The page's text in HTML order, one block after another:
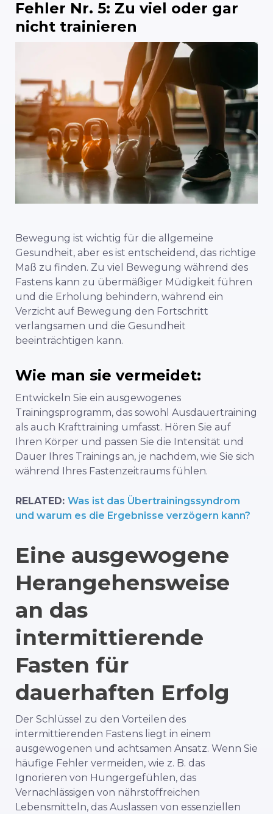
Fehler Nr. 5: Zu viel oder gar
nicht trainieren
Bewegung ist wichtig für die allgemeine
Gesundheit, aber es ist entscheidend, das richtige
Maß zu finden. Zu viel Bewegung während des
Fastens kann zu übermäßiger Müdigkeit führen
und die Erholung behindern, während ein
Verzicht auf Bewegung den Fortschritt
verlangsamen und die Gesundheit
beeinträchtigen kann.
Wie man sie vermeidet:
Entwickeln Sie ein ausgewogenes
Trainingsprogramm, das sowohl Ausdauertraining
als auch Krafttraining umfasst. Hören Sie auf
Ihren Körper und passen Sie die Intensität und
Dauer Ihres Trainings an, je nachdem, wie Sie sich
während Ihres Fastenzeitraums fühlen.
RELATED: Was ist das Übertrainingssyndrom
und warum es die Ergebnisse verzögern kann?
Eine ausgewogene
Herangehensweise
an das
intermittierende
Fasten für
dauerhaften Erfolg
Der Schlüssel zu den Vorteilen des
intermittierenden Fastens liegt in einem
ausgewogenen und achtsamen Ansatz. Wenn Sie
häufige Fehler vermeiden, wie z. B. das
Ignorieren von Hungergefühlen, das
Vernachlässigen von nährstoffreichen
Lebensmitteln, das Auslassen von essenziellen